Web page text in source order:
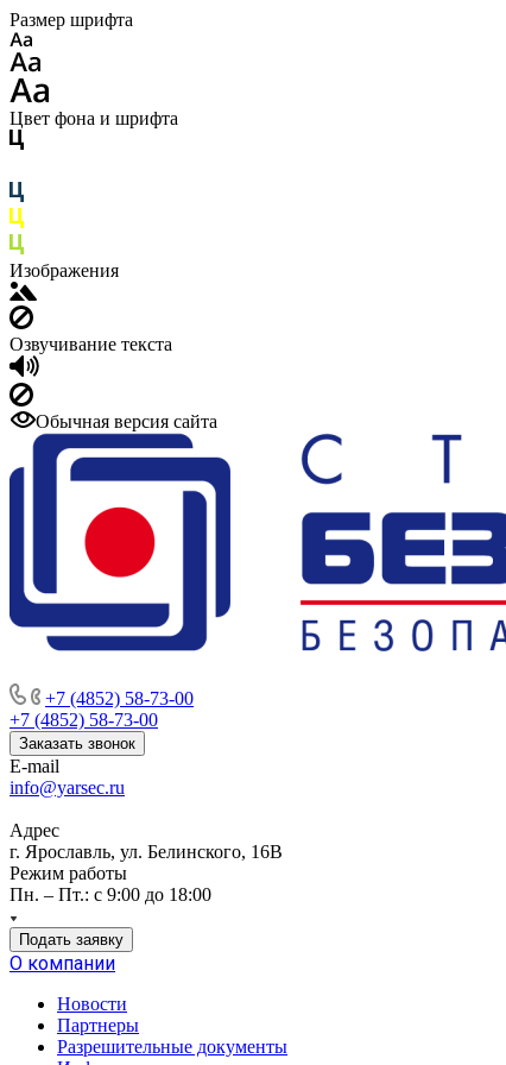
Размер шрифта
Цвет фона и шрифта
Изображения
Озвучивание текста
Обычная версия сайта
+7 (4852) 58-73-00
+7 (4852) 58-73-00
Заказать звонок
E-mail
info@yarsec.ru
Адрес
г. Ярославль, ул. Белинского, 16В
Режим работы
Пн. – Пт.: с 9:00 до 18:00
Подать заявку
О компании
Новости
Партнеры
Разрешительные документы